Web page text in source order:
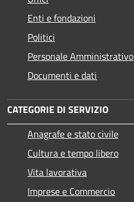
Enti e fondazioni
Politici
Personale Amministrativo
Documenti e dati
CATEGORIE DI SERVIZIO
Anagrafe e stato civile
Cultura e tempo libero
Vita lavorativa
Imprese e Commercio